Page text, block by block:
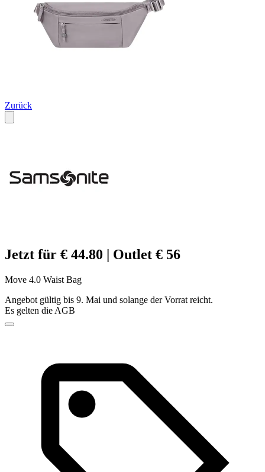
Zurück
Jetzt für € 44.80 | Outlet € 56
Move 4.0 Waist Bag
Angebot gültig bis 9. Mai und solange der Vorrat reicht.
Es gelten die AGB